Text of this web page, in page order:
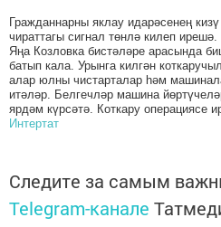
Гражданнарны яклау идарәсенең
чираттагы сигнал төнлә килеп
Яңа Козловка бистәләре арасында
батып кала. Урынга килгән
алар юлны чистарталар һәм
итәләр. Белгечләр машина
ярдәм күрсәтә. Коткару операциясе
Интертат
Следите за самым
Telegram-канале